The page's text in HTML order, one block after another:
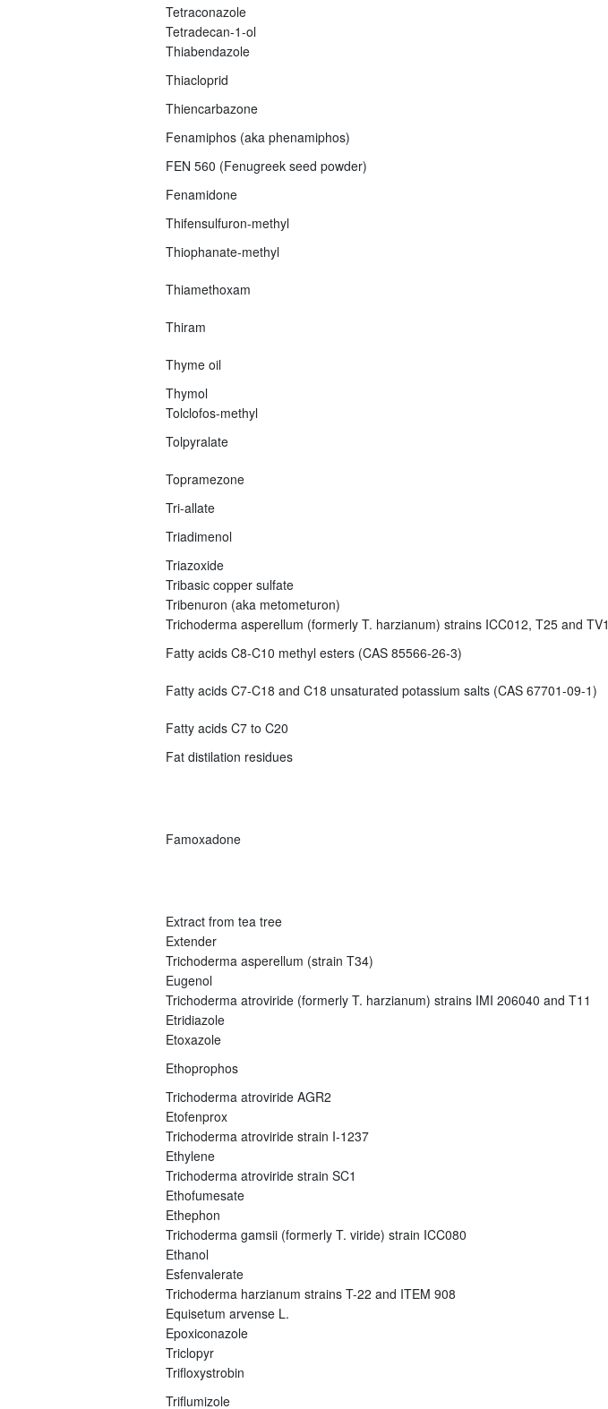
Tetraconazole
Tetradecan-1-ol
Thiabendazole
Thiacloprid
Thiencarbazone
Fenamiphos (aka phenamiphos)
FEN 560 (Fenugreek seed powder)
Fenamidone
Thifensulfuron-methyl
Thiophanate-methyl
Thiamethoxam
Thiram
Thyme oil
Thymol
Tolclofos-methyl
Tolpyralate
Topramezone
Tri-allate
Triadimenol
Triazoxide
Tribasic copper sulfate
Tribenuron (aka metometuron)
Trichoderma asperellum (formerly T. harzianum) strains ICC012, T25 and TV1
Fatty acids C8-C10 methyl esters (CAS 85566-26-3)
Fatty acids C7-C18 and C18 unsaturated potassium salts (CAS 67701-09-1)
Fatty acids C7 to C20
Fat distilation residues
Famoxadone
Extract from tea tree
Extender
Trichoderma asperellum (strain T34)
Eugenol
Trichoderma atroviride (formerly T. harzianum) strains IMI 206040 and T11
Etridiazole
Etoxazole
Ethoprophos
Trichoderma atroviride AGR2
Etofenprox
Trichoderma atroviride strain I-1237
Ethylene
Trichoderma atroviride strain SC1
Ethofumesate
Ethephon
Trichoderma gamsii (formerly T. viride) strain ICC080
Ethanol
Esfenvalerate
Trichoderma harzianum strains T-22 and ITEM 908
Equisetum arvense L.
Epoxiconazole
Triclopyr
Trifloxystrobin
Triflumizole